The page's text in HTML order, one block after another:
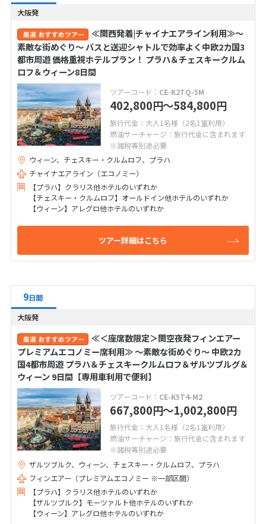
大阪発
≪関西発着|チャイナエアライン利用≫～
素敵な街めぐり～ バスと送迎シャトルで効率よく中欧2カ国3
都市周遊 価格重視ホテルプラン！ プラハ＆チェスキークルム
ロフ＆ウィーン8日間
ツアーコード： CE-K2TQ-5M
402,800円〜584,800円
旅行代金：大人1名様（2名1室利用）
燃油サーチャージ：旅行代金に含まれます
※諸税等別途必要
ウィーン、チェスキー・クルムロフ、プラハ
チャイナエアライン（エコノミー）
【プラハ】クラリス他ホテルのいずれか
【チェスキー・クルムロフ】オールドイン他ホテルのいずれか
【ウィーン】アレグロ他ホテルのいずれか
ツアー詳細はこちら
9日間
大阪発
≪＜座席数限定＞関空夜発フィンエアー
プレミアムエコノミー席利用≫ ～素敵な街めぐり～ 中欧2カ
国4都市周遊 プラハ＆チェスキークルムロフ＆ザルツブルグ＆
ウィーン 9日間【専用車利用で便利】
ツアーコード： CE-K5T4-M2
667,800円〜1,002,800円
旅行代金：大人1名様（2名1室利用）
燃油サーチャージ：旅行代金に含まれます
※諸税等別途必要
ザルツブルク、ウィーン、チェスキー・クルムロフ、プラハ
フィンエアー（プレミアムエコノミー ※一部区間）
【プラハ】クラリス他ホテルのいずれか
【ザルツブルク】モーツァルト他ホテルのいずれか
【ウィーン】アレグロ他ホテルのいずれか